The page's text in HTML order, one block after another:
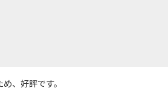
、好評です。